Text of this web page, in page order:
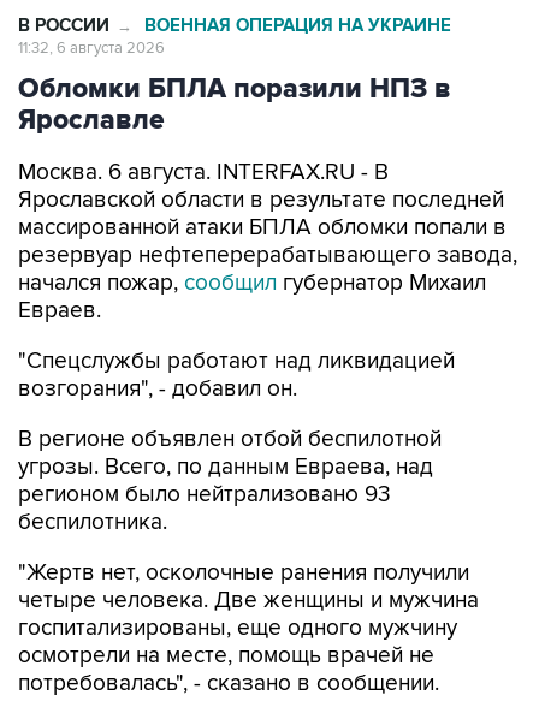
В РОССИИ → ВОЕННАЯ ОПЕРАЦИЯ НА УКРАИНЕ
11:32, 6 августа 2026
Обломки БПЛА поразили НПЗ в
Ярославле
Москва. 6 августа. INTERFAX.RU - В
Ярославской области в результате последней
массированной атаки БПЛА обломки попали в
резервуар нефтеперерабатывающего завода,
начался пожар, сообщил губернатор Михаил
Евраев.
"Спецслужбы работают над ликвидацией
возгорания", - добавил он.
В регионе объявлен отбой беспилотной
угрозы. Всего, по данным Евраева, над
регионом было нейтрализовано 93
беспилотника.
"Жертв нет, осколочные ранения получили
четыре человека. Две женщины и мужчина
госпитализированы, еще одного мужчину
осмотрели на месте, помощь врачей не
потребовалась", - сказано в сообщении.